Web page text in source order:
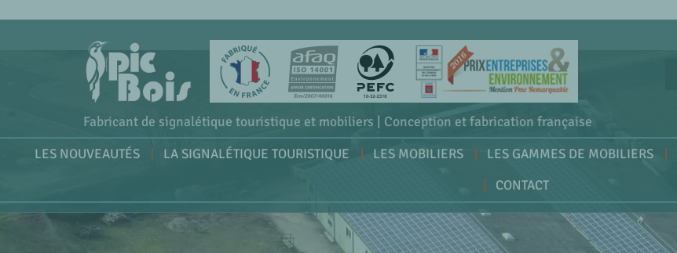
Fabricant de signalétique touristique et mobiliers | Conception et fabrication française
LES NOUVEAUTÉS LA SIGNALÉTIQUE TOURISTIQUE LES MOBILIERS LES GAMMES DE MOBILIERS
CONTACT